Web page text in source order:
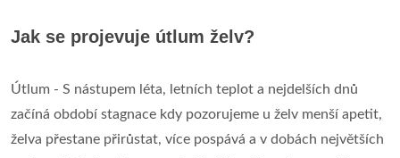
Jak se projevuje útlum želv?
Útlum - S nástupem léta, letních teplot a nejdelších dnů
začíná období stagnace kdy pozorujeme u želv menší apetit,
želva přestane přirůstat, více pospává a v dobách největších